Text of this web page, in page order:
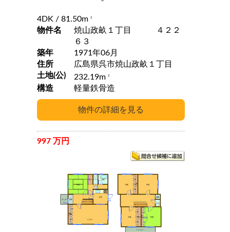
4DK / 81.50m 2
物件名
焼山政畝１丁目 ４２２
６３
築年
1971年06月
住所
広島県呉市焼山政畝１丁目
土地(公)
232.19m 2
構造 軽量鉄骨造
997 万円